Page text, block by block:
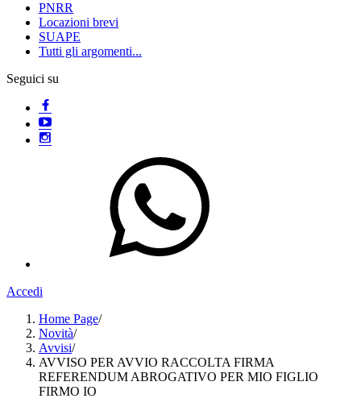
PNRR
Locazioni brevi
SUAPE
Tutti gli argomenti...
Seguici su
Accedi
Home Page/
Novità/
Avvisi/
AVVISO PER AVVIO RACCOLTA FIRMA
REFERENDUM ABROGATIVO PER MIO FIGLIO
FIRMO IO